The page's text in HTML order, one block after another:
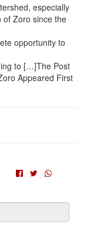
especially
of Zoro since the
opportunity to
to […]The Post
Appeared First